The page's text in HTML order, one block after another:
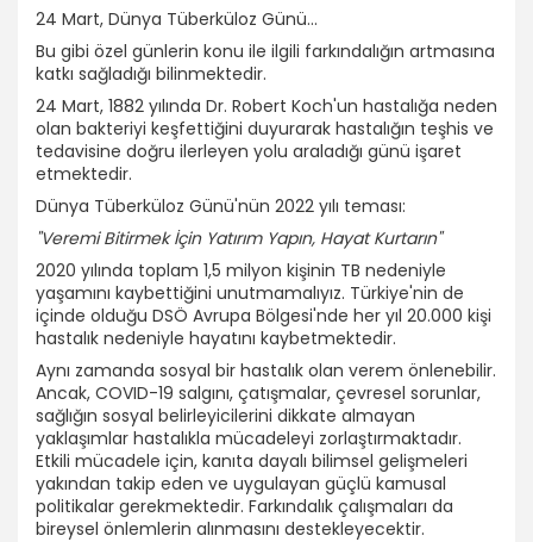
24 Mart, Dünya Tüberküloz Günü...
Bu gibi özel günlerin konu ile ilgili farkındalığın artmasına
katkı sağladığı bilinmektedir.
24 Mart, 1882 yılında Dr. Robert Koch'un hastalığa neden
olan bakteriyi keşfettiğini duyurarak hastalığın teşhis ve
tedavisine doğru ilerleyen yolu araladığı günü işaret
etmektedir.
Dünya Tüberküloz Günü'nün 2022 yılı teması:
"Veremi Bitirmek İçin Yatırım Yapın, Hayat Kurtarın"
2020 yılında toplam 1,5 milyon kişinin TB nedeniyle
yaşamını kaybettiğini unutmamalıyız. Türkiye'nin de
içinde olduğu DSÖ Avrupa Bölgesi'nde her yıl 20.000 kişi
hastalık nedeniyle hayatını kaybetmektedir.
Aynı zamanda sosyal bir hastalık olan verem önlenebilir.
Ancak, COVID-19 salgını, çatışmalar, çevresel sorunlar,
sağlığın sosyal belirleyicilerini dikkate almayan
yaklaşımlar hastalıkla mücadeleyi zorlaştırmaktadır.
Etkili mücadele için, kanıta dayalı bilimsel gelişmeleri
yakından takip eden ve uygulayan güçlü kamusal
politikalar gerekmektedir. Farkındalık çalışmaları da
bireysel önlemlerin alınmasını destekleyecektir.